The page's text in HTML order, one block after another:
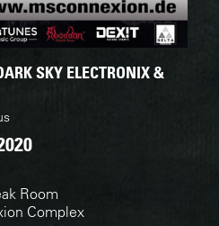
SKY ELECTRONIX &
Room
Complex